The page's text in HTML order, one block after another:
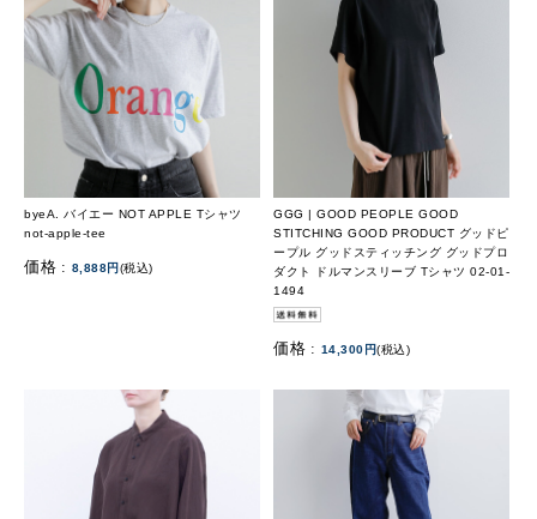
byeA. バイエー NOT APPLE Tシャツ
not-apple-tee
価格 : 8,888円(税込)
GGG | GOOD PEOPLE GOOD
STITCHING GOOD PRODUCT グッドピ
ープル グッドスティッチング グッドプロ
ダクト ドルマンスリーブ Tシャツ 02-01-
1494
価格 : 14,300円(税込)